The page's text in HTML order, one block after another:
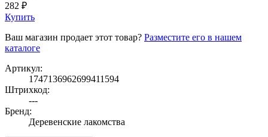
282 ₽
Купить
Ваш магазин продает этот товар? Разместите его в нашем
каталоге
Артикул:
1747136962699411594
Штрихкод:
---
Бренд:
Деревенские лакомства